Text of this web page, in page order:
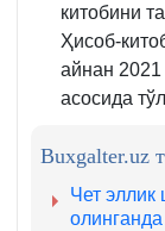
китобини
Ҳисоб-
айнан 2021
асосида
Buxgalter.uz
Чет эллик